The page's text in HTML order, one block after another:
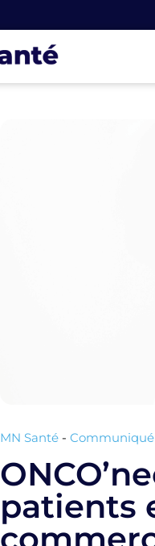
MN Santé - Communiqué
patients